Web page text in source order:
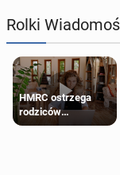
Rolki
HMRC ostrzega
rodziców
pobierających Child